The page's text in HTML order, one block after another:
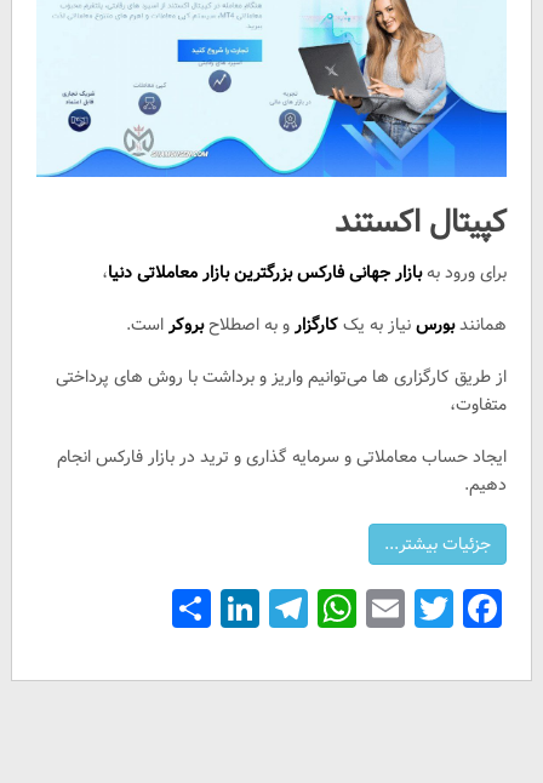
کپیتال اکستند
برای ورود بهبازار جهانی فارکسبزرگترین بازار معاملاتی دنیا،
همانندبورسنیاز به یککارگزارو به اصطلاحبروکراست.
از طریق کارگزاری ها می‌توانیم واریز و برداشت با روش های پرداختی
متفاوت،
ایجاد حساب معاملاتی و سرمایه گذاری و ترید در بازار فارکس انجام
دهیم.
Facebook
Twitter
Email
WhatsApp
Telegram
LinkedIn
Share